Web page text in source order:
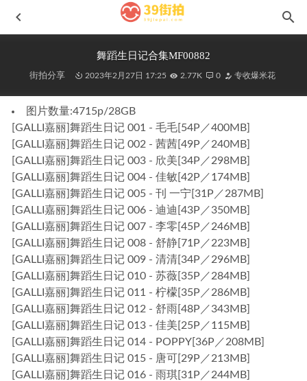
舞蹈生日记合集MF00882
街拍分享 2023年2月27日 17:25 2.77K 0 专收爆米花
图片数量:4715p/28GB
[GALLI嘉丽]舞蹈生日记 001 - 毛毛[54P／400MB]
[GALLI嘉丽]舞蹈生日记 002 - 茜茜[49P／240MB]
[GALLI嘉丽]舞蹈生日记 003 - 欣美[34P／298MB]
[GALLI嘉丽]舞蹈生日记 004 - 佳敏[42P／174MB]
[GALLI嘉丽]舞蹈生日记 005 - 刊 一宁[31P／287MB]
[GALLI嘉丽]舞蹈生日记 006 - 迪迪[43P／350MB]
[GALLI嘉丽]舞蹈生日记 007 - 李零[45P／246MB]
[GALLI嘉丽]舞蹈生日记 008 - 舒静[71P／223MB]
[GALLI嘉丽]舞蹈生日记 009 - 清清[34P／296MB]
[GALLI嘉丽]舞蹈生日记 010 - 苏薇[35P／284MB]
[GALLI嘉丽]舞蹈生日记 011 - 柠檬[35P／286MB]
[GALLI嘉丽]舞蹈生日记 012 - 舒雨[48P／343MB]
[GALLI嘉丽]舞蹈生日记 013 - 佳美[25P／115MB]
[GALLI嘉丽]舞蹈生日记 014 - POPPY[36P／208MB]
[GALLI嘉丽]舞蹈生日记 015 - 唐可[29P／213MB]
[GALLI嘉丽]舞蹈生日记 016 - 雨琪[31P／244MB]
香气绿茶m201212 2021-07-13
棕色皮短裤J9792 2026-01-13
红色吊带修身长裙No.7352 2024-09-03
高跟性感少妇MF00291 2021-10-19
橙子摄影-仓储式卖场里的性感日常(上)J10309 2026-06-18